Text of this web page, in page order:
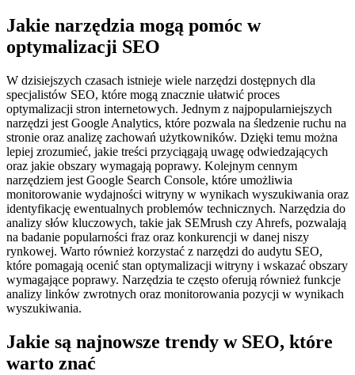
Jakie narzędzia mogą pomóc w
optymalizacji SEO
W dzisiejszych czasach istnieje wiele narzędzi dostępnych dla
specjalistów SEO, które mogą znacznie ułatwić proces
optymalizacji stron internetowych. Jednym z najpopularniejszych
narzędzi jest Google Analytics, które pozwala na śledzenie ruchu na
stronie oraz analizę zachowań użytkowników. Dzięki temu można
lepiej zrozumieć, jakie treści przyciągają uwagę odwiedzających
oraz jakie obszary wymagają poprawy. Kolejnym cennym
narzędziem jest Google Search Console, które umożliwia
monitorowanie wydajności witryny w wynikach wyszukiwania oraz
identyfikację ewentualnych problemów technicznych. Narzędzia do
analizy słów kluczowych, takie jak SEMrush czy Ahrefs, pozwalają
na badanie popularności fraz oraz konkurencji w danej niszy
rynkowej. Warto również korzystać z narzędzi do audytu SEO,
które pomagają ocenić stan optymalizacji witryny i wskazać obszary
wymagające poprawy. Narzędzia te często oferują również funkcje
analizy linków zwrotnych oraz monitorowania pozycji w wynikach
wyszukiwania.
Jakie są najnowsze trendy w SEO, które
warto znać